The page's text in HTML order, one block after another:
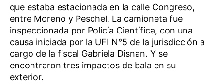
que estaba estacionada en la calle Congreso,
entre Moreno y Peschel. La camioneta fue
inspeccionada por Policía Científica, con una
causa iniciada por la UFI N°5 de la jurisdicción a
cargo de la fiscal Gabriela Disnan. Y se
encontraron tres impactos de bala en su
exterior.